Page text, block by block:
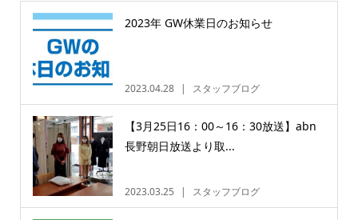
2023年 GW休業日のお知らせ
2023.04.28 スタッフブログ
【3月25日16：00～16：30放送】abn
長野朝日放送より取...
2023.03.25 スタッフブログ